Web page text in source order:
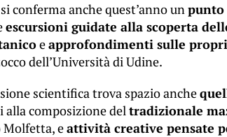
conferma anche quest’anno un
escursioni guidate alla scoperta
eapprofondimenti sulle
dell’Università di Udine.
scientifica trova spazio anche
alla composizione deltradizionale
Molfetta, eattività creative pensate